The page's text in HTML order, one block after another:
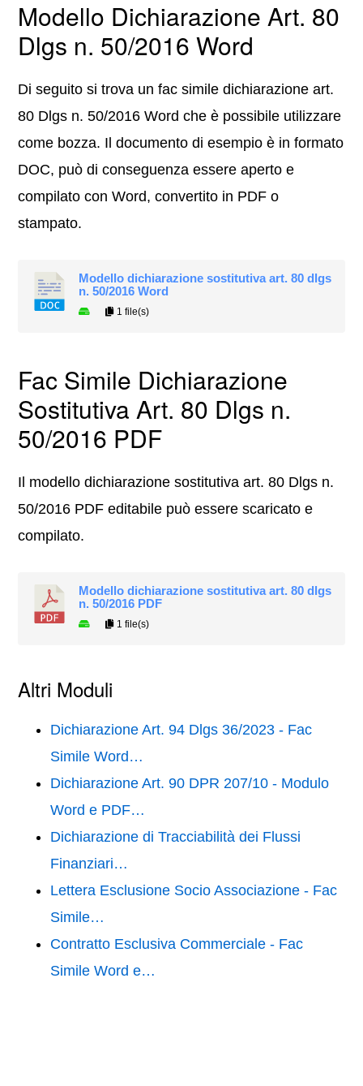
Modello Dichiarazione Art. 80
Dlgs n. 50/2016 Word
Di seguito si trova un fac simile dichiarazione art.
80 Dlgs n. 50/2016 Word che è possibile utilizzare
come bozza. Il documento di esempio è in formato
DOC, può di conseguenza essere aperto e
compilato con Word, convertito in PDF o
stampato.
Modello dichiarazione sostitutiva art. 80 dlgs
n. 50/2016 Word
1 file(s)
Fac Simile Dichiarazione
Sostitutiva Art. 80 Dlgs n.
50/2016 PDF
Il modello dichiarazione sostitutiva art. 80 Dlgs n.
50/2016 PDF editabile può essere scaricato e
compilato.
Modello dichiarazione sostitutiva art. 80 dlgs
n. 50/2016 PDF
1 file(s)
Altri Moduli
Dichiarazione Art. 94 Dlgs 36/2023 - Fac
Simile Word…
Dichiarazione Art. 90 DPR 207/10 - Modulo
Word e PDF…
Dichiarazione di Tracciabilità dei Flussi
Finanziari…
Lettera Esclusione Socio Associazione - Fac
Simile…
Contratto Esclusiva Commerciale - Fac
Simile Word e…